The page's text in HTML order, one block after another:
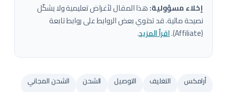
إخلاء مسؤولية:هذا المقال لأغراض تعليمية ولا يشكّل
نصيحة مالية. قد تحتوي بعض الروابط على روابط تابعة
(Affiliate).
اقرأ المزيد.
أرامكس التغليف التوصيل الشحن
الشحن المجاني